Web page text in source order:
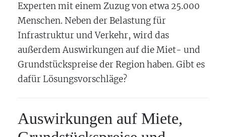
Experten mit einem Zuzug von etwa 25.000
Menschen. Neben der Belastung für
Infrastruktur und Verkehr, wird das
außerdem Auswirkungen auf die Miet- und
Grundstückspreise der Region haben. Gibt es
dafür Lösungsvorschläge?
Auswirkungen auf Miete,